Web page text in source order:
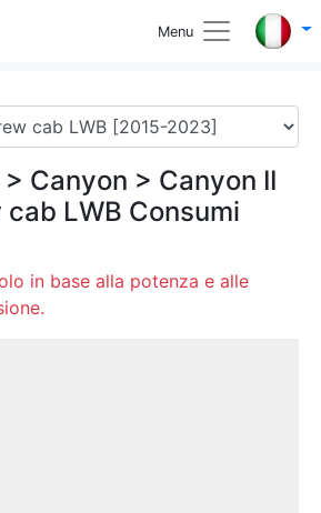
Menu
> Canyon > Canyon II
cab LWB Consumi
in base alla potenza e alle